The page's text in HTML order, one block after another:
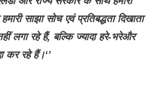
साझा सोच एवं प्रतिबद्धता दिखाता
लगा रहे हैं, बल्कि ज्‍यादा हरे-भरेऔर
कर रहे हैं।‘’